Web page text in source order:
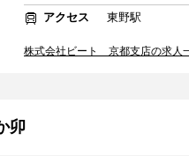
アクセス
東野駅
株式会社ビート 京都支店の求人
卯